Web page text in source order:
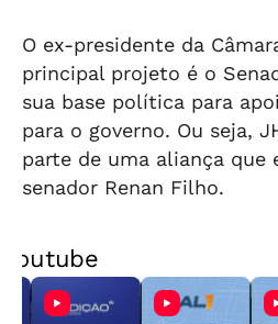
O ex-presidente da
principal projeto é o
sua base política para
para o governo. Ou seja,
parte de uma aliança que
senador Renan Filho.